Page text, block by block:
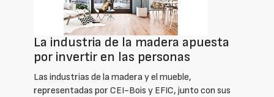
La industria de la madera apuesta
por invertir en las personas
Las industrias de la madera y el mueble,
representadas por CEI-Bois y EFIC, junto con sus